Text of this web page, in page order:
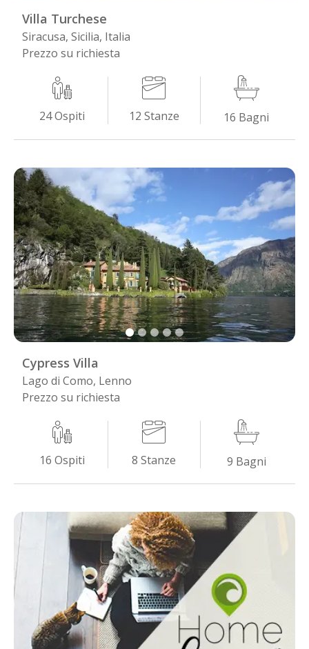
Villa Turchese
Siracusa, Sicilia, Italia
Prezzo su richiesta
24Ospiti 12 Stanze 16 Bagni
Cypress Villa
Lago di Como, Lenno
Prezzo su richiesta
16 Ospiti 8 Stanze 9 Bagni